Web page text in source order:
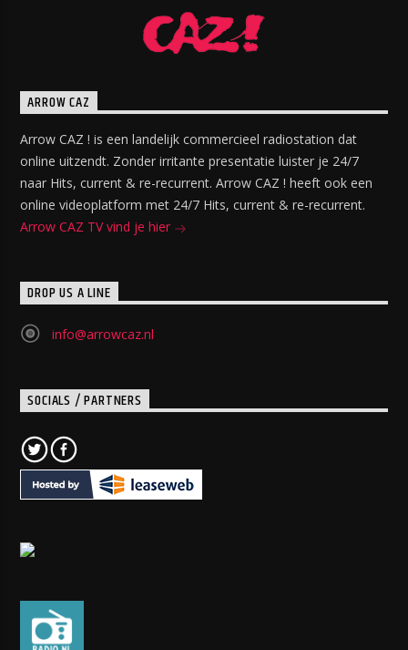
ARROW CAZ
Arrow CAZ ! is een landelijk commercieel radiostation dat
online uitzendt. Zonder irritante presentatie luister je 24/7
naar Hits, current & re-recurrent. Arrow CAZ ! heeft ook een
online videoplatform met 24/7 Hits, current & re-recurrent.
Arrow CAZ TV vind je hier
DROP US A LINE
info@arrowcaz.nl
SOCIALS / PARTNERS